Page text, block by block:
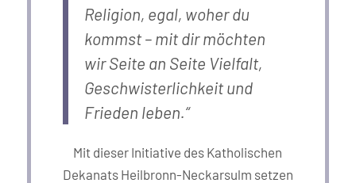
Religion, egal, woher du
kommst – mit dir möchten
wir Seite an Seite Vielfalt,
Geschwisterlichkeit und
Frieden leben.“
Mit dieser Initiative des Katholischen
Dekanats Heilbronn-Neckarsulm setzen